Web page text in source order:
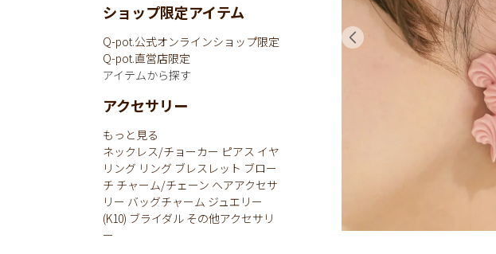
ショップ限定アイテム
Q-pot.公式オンラインショップ限定
Q-pot.直営店限定
アイテムから探す
アクセサリー
もっと見る
ネックレス/チョーカー ピアス イヤ
リング リング ブレスレット ブロー
チ チャーム/チェーン ヘアアクセサ
リー バッグチャーム ジュエリー
(K10) ブライダル その他アクセサリ
ー